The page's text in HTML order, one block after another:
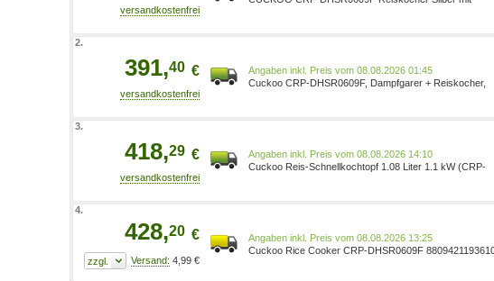
2.
391,40 €
Preis vom 08.08.2026 01:45
Cuckoo CRP-DHSR0609F, Dampfgarer + Reiskocher,
3.
418,29 €
Preis vom 08.08.2026 14:10
Cuckoo Reis-Schnellkochtopf 1.08 Liter 1.1 kW (CRP-
4.
428,20 €
4,99 €
Preis vom 08.08.2026 13:25
Cuckoo Rice Cooker CRP-DHSR0609F